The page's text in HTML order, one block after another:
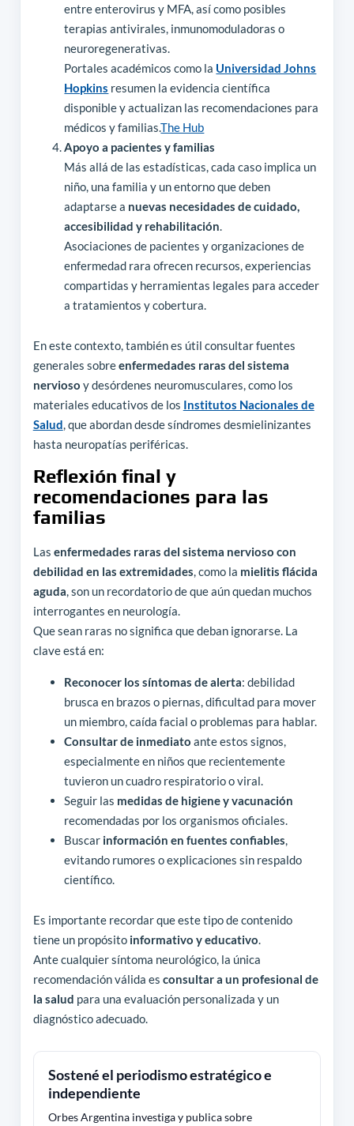
entre enterovirus y MFA, así como posibles
terapias antivirales, inmunomoduladoras o
neuroregenerativas.
Portales académicos como la Universidad Johns
Hopkins resumen la evidencia científica
disponible y actualizan las recomendaciones para
médicos y familias.The Hub
Apoyo a pacientes y familias
Más allá de las estadísticas, cada caso implica un
niño, una familia y un entorno que deben
adaptarse a nuevas necesidades de cuidado,
accesibilidad y rehabilitación.
Asociaciones de pacientes y organizaciones de
enfermedad rara ofrecen recursos, experiencias
compartidas y herramientas legales para acceder
a tratamientos y cobertura.
En este contexto, también es útil consultar fuentes
generales sobreenfermedades raras del sistema
nervioso y desórdenes neuromusculares, como los
materiales educativos de los Institutos Nacionales de
Salud, que abordan desde síndromes desmielinizantes
hasta neuropatías periféricas.
Reflexión final y
recomendaciones para las
familias
Las enfermedades raras del sistema nervioso con
debilidad en las extremidades, como la mielitis flácida
aguda, son un recordatorio de que aún quedan muchos
interrogantes en neurología.
Que sean raras no significa que deban ignorarse. La
clave está en:
Reconocer los síntomas de alerta: debilidad
brusca en brazos o piernas, dificultad para mover
un miembro, caída facial o problemas para hablar.
Consultar de inmediato ante estos signos,
especialmente en niños que recientemente
tuvieron un cuadro respiratorio o viral.
Seguir las medidas de higiene y vacunación
recomendadas por los organismos oficiales.
Buscar información en fuentes confiables,
evitando rumores o explicaciones sin respaldo
científico.
Es importante recordar que este tipo de contenido
tiene un propósito informativo y educativo.
Ante cualquier síntoma neurológico, la única
recomendación válida es consultar a un profesional de
la salud para una evaluación personalizada y un
diagnóstico adecuado.
Sostené el periodismo estratégico e
independiente
Orbes Argentina investiga y publica sobre